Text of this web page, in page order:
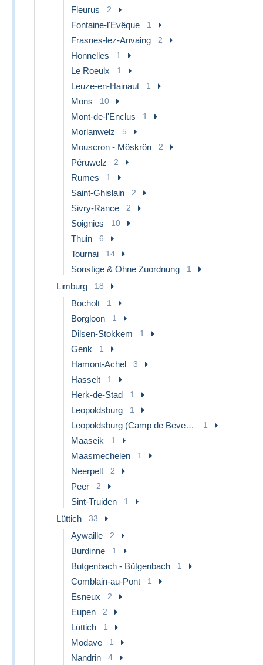
Fleurus 2
Fontaine-l'Evêque 1
Frasnes-lez-Anvaing 2
Honnelles 1
Le Roeulx 1
Leuze-en-Hainaut 1
Mons 10
Mont-de-l'Enclus 1
Morlanwelz 5
Mouscron - Möskrön 2
Péruwelz 2
Rumes 1
Saint-Ghislain 2
Sivry-Rance 2
Soignies 10
Thuin 6
Tournai 14
Sonstige & Ohne Zuordnung 1
Limburg 18
Bocholt 1
Borgloon 1
Dilsen-Stokkem 1
Genk 1
Hamont-Achel 3
Hasselt 1
Herk-de-Stad 1
Leopoldsburg 1
Leopoldsburg (Camp de Beverloo) 1
Maaseik 1
Maasmechelen 1
Neerpelt 2
Peer 2
Sint-Truiden 1
Lüttich 33
Aywaille 2
Burdinne 1
Butgenbach - Bütgenbach 1
Comblain-au-Pont 1
Esneux 2
Eupen 2
Lüttich 1
Modave 1
Nandrin 4